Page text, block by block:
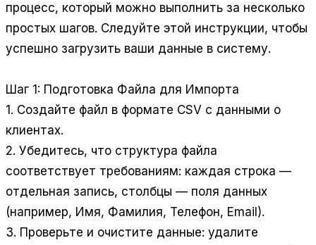
процесс, который можно выполнить за несколько
простых шагов. Следуйте этой инструкции, чтобы
успешно загрузить ваши данные в систему.
Шаг 1: Подготовка Файла для Импорта
1. Создайте файл в формате CSV с данными о
клиентах.
2. Убедитесь, что структура файла
соответствует требованиям: каждая строка —
отдельная запись, столбцы — поля данных
(например, Имя, Фамилия, Телефон, Email).
3. Проверьте и очистите данные: удалите